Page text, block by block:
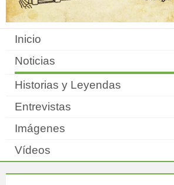
Inicio
Noticias
Historias y Leyendas
Entrevistas
Imágenes
Vídeos